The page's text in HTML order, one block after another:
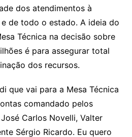
dos atendimentos à
de todo o estado. A ideia do
Técnica na decisão sobre
é para assegurar total
dos recursos.
que vai para a Mesa Técnica
comandado pelos
Carlos Novelli, Valter
Sérgio Ricardo. Eu quero